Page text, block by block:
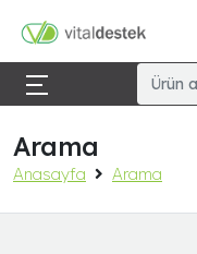
Arama
Anasayfa Arama